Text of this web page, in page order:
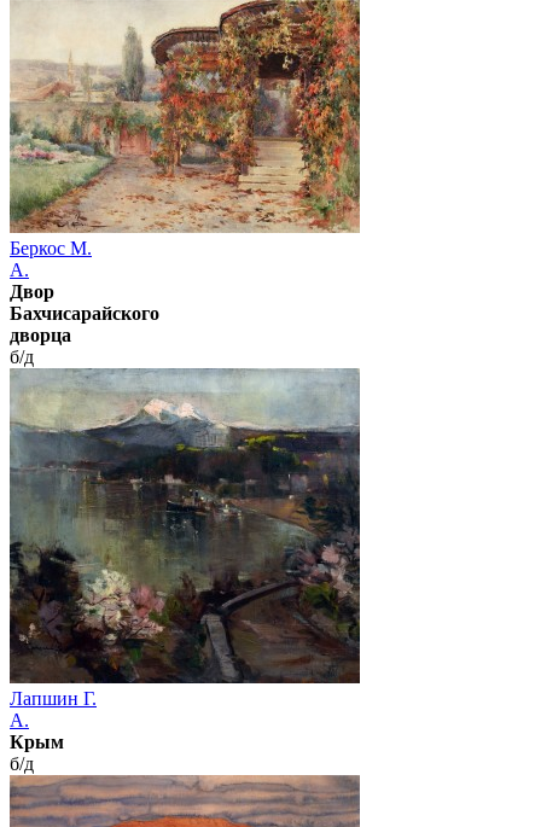
Беркос М.
А.
Двор
Бахчисарайского
дворца
б/д
Лапшин Г.
А.
Крым
б/д